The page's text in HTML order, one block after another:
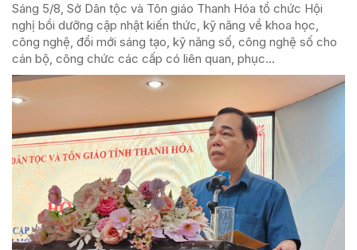
Sáng 5/8, Sở Dân tộc và Tôn giáo Thanh Hóa tổ chức Hội
nghị bồi dưỡng cập nhật kiến thức, kỹ năng về khoa học,
công nghệ, đổi mới sáng tạo, kỹ năng số, công nghệ số cho
cán bộ, công chức các cấp có liên quan, phục...